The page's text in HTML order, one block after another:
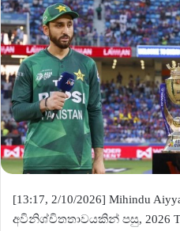
[13:17, 2/10/2026] Mihindu
අවිනිශ්චිතතාවයකින් පසු, 2026